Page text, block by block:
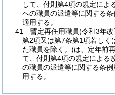
して、付則第4項の規定によ
への職員の派遣等に関する
適用する。
41
暫定再任用職員(令和3年
第2項又は第7条第1項若しく
た職員を除く。)は、定年前
て、付則第4項の規定による
の職員の派遣等に関する条
用する。